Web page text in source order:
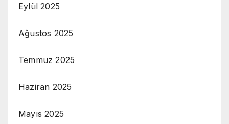
Eylül 2025
Ağustos 2025
Temmuz 2025
Haziran 2025
Mayıs 2025